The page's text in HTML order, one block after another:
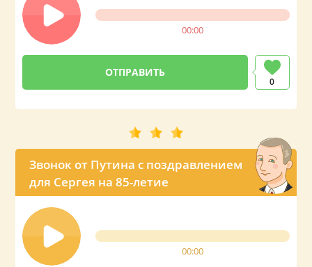
00:00
0
Звонок от Путина с поздравлением
для Сергея на 85-летие
00:00